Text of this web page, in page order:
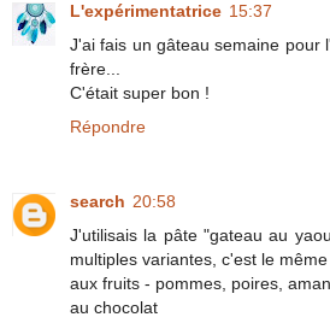
L'expérimentatrice 15:37
J'ai fais un gâteau semaine pour
frère...
C'était super bon !
Répondre
search 20:58
J'utilisais la pâte "gateau au
multiples variantes, c'est le
aux fruits - pommes, poires,
au chocolat